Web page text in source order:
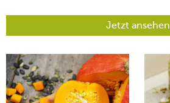
Jetzt ansehen